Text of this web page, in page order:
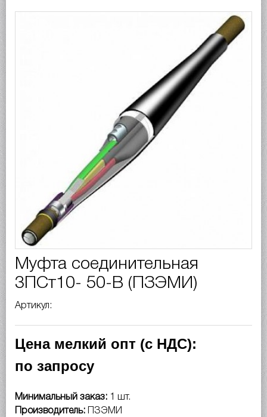
Муфта соединительная
3ПСт10- 50-В (ПЗЭМИ)
Артикул:
Цена мелкий опт (с НДС):
по запросу
Минимальный заказ:
1 шт.
Производитель:
ПЗЭМИ